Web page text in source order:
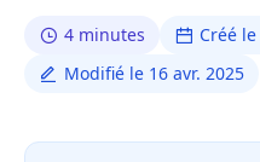
4 minutes
Créé
Modifié le 16 avr. 2025